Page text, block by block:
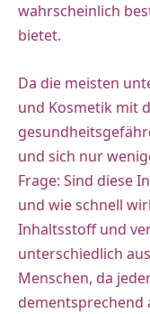
wahrscheinlich
bietet.
Da die meisten
und Kosmetik mit
und sich nur
Frage: Sind diese
und wie schnell
Inhaltsstoff und
unterschiedlich
Menschen, da
dementsprechend